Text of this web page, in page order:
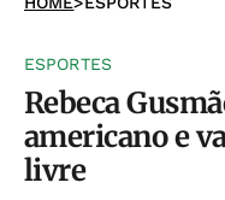
ESPORTES
Rebeca
americano e
livre